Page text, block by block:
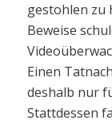
gestohlen zu
Beweise
Einen
deshalb nur
Stattdessen